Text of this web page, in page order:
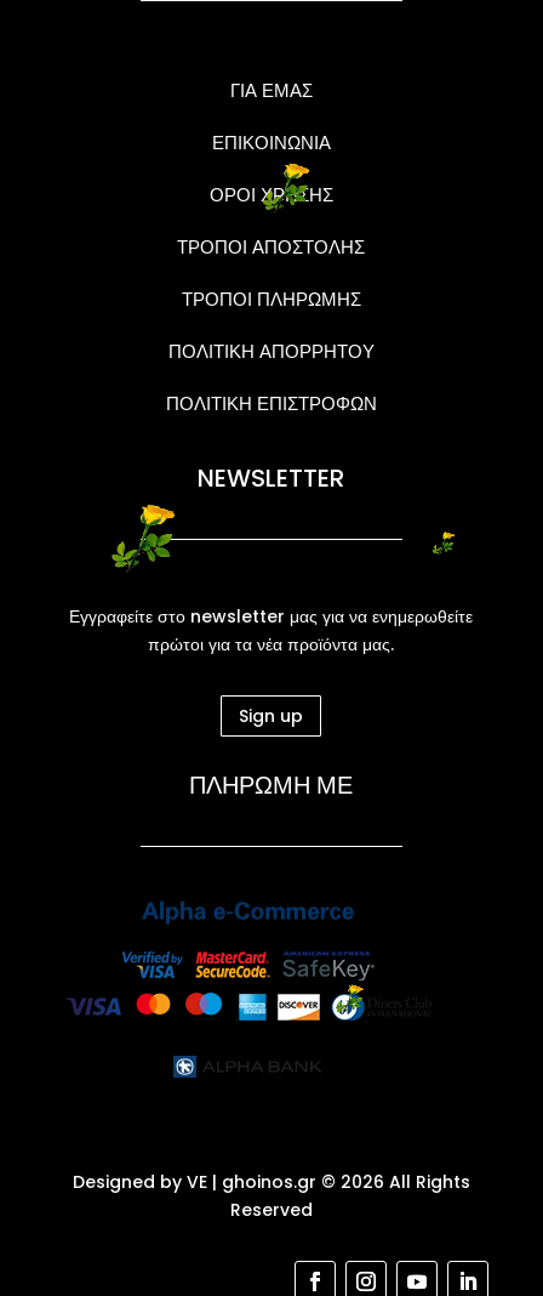
ΓΙΑ ΕΜΑΣ
ΕΠΙΚΟΙΝΩΝΙΑ
ΟΡΟΙ ΧΡΗΣΗΣ
ΤΡΟΠΟΙ ΑΠΟΣΤΟΛΗΣ
ΤΡΟΠΟΙ ΠΛΗΡΩΜΗΣ
ΠΟΛΙΤΙΚΗ ΑΠΟΡΡΗΤΟΥ
ΠΟΛΙΤΙΚΗ ΕΠΙΣΤΡΟΦΩΝ
NEWSLETTER
Εγγραφείτε στο newsletter μας για να ενημερωθείτε
πρώτοι για τα νέα προϊόντα μας.
Sign up
ΠΛΗΡΩΜΗ ΜΕ
Designed by VE| ghoinos.gr © 2026 All Rights
Reserved